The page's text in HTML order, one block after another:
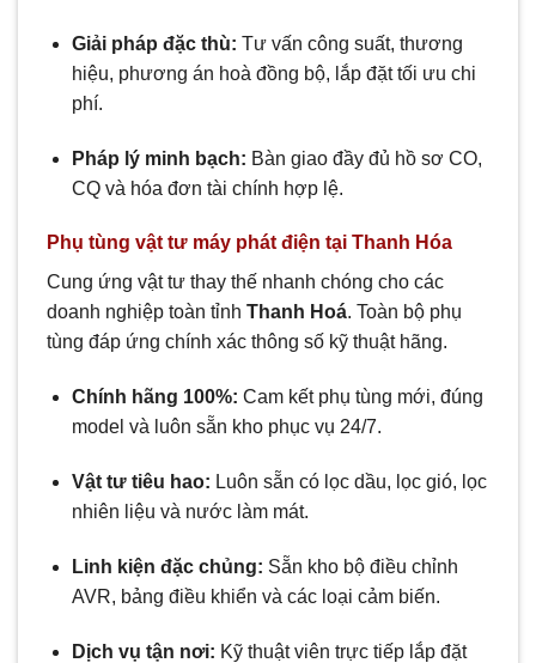
Giải pháp đặc thù: Tư vấn công suất, thương
hiệu, phương án hoà đồng bộ, lắp đặt tối ưu chi
phí.
Pháp lý minh bạch: Bàn giao đầy đủ hồ sơ CO,
CQ và hóa đơn tài chính hợp lệ.
Phụ tùng vật tư máy phát điện tại Thanh Hóa
Cung ứng vật tư thay thế nhanh chóng cho các
doanh nghiệp toàn tỉnh Thanh Hoá. Toàn bộ phụ
tùng đáp ứng chính xác thông số kỹ thuật hãng.
Chính hãng 100%: Cam kết phụ tùng mới, đúng
model và luôn sẵn kho phục vụ 24/7.
Vật tư tiêu hao: Luôn sẵn có lọc dầu, lọc gió, lọc
nhiên liệu và nước làm mát.
Linh kiện đặc chủng: Sẵn kho bộ điều chỉnh
AVR, bảng điều khiển và các loại cảm biến.
Dịch vụ tận nơi: Kỹ thuật viên trực tiếp lắp đặt